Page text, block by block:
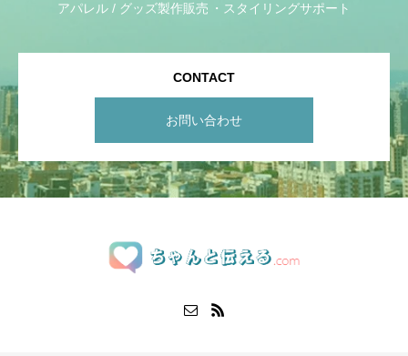
アパレル / グッズ製作販売
スタイリングサポート
CONTACT
お問い合わせ